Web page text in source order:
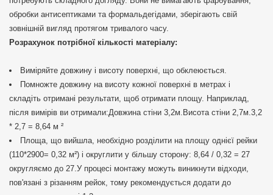
обробки антисептиками та формальдегідами, зберігають свій
зовнішній вигляд протягом тривалого часу.
Розрахунок потрібної кількості матеріалу:
Виміряйте довжину і висоту поверхні, що обклеюється.
Помножте довжину на висоту кожної поверхні в метрах і
складіть отримані результати, щоб отримати площу. Наприклад,
після вимірів ви отримали:Довжина стіни 3,2м.Висота стіни 2,7м.3,2
* 2,7 = 8,64 м ²
Площа, що вийшла, необхідно розділити на площу однієї рейки
(110*2900= 0,32 м²) і округлити у більшу сторону: 8,64 / 0,32 = 27
округляємо до 27.У процесі монтажу можуть виникнути відходи,
пов'язані з різанням рейок, тому рекомендується додати до